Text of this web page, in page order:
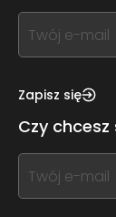
If
you
this,
this
form
field
blank
Zapisz się
Czy
If
you